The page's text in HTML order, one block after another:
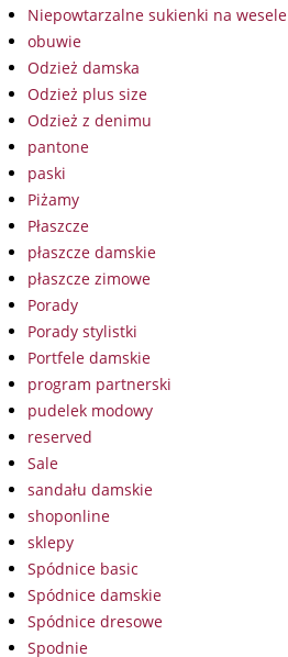
Niepowtarzalne sukienki na wesele
obuwie
Odzież damska
Odzież plus size
Odzież z denimu
pantone
paski
Piżamy
Płaszcze
płaszcze damskie
płaszcze zimowe
Porady
Porady stylistki
Portfele damskie
program partnerski
pudelek modowy
reserved
Sale
sandału damskie
shoponline
sklepy
Spódnice basic
Spódnice damskie
Spódnice dresowe
Spodnie